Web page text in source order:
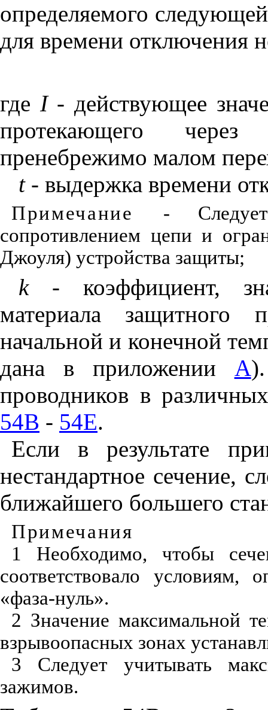
определяемого
для времени отключения
где I- действующее
протекающего
пренебрежимо малом
t- выдержка времени
Примечание -
сопротивлением цепи и
Джоуля) устройства защиты;
k- коэффициент,
материала защитного
начальной и конечной
дана в приложении А
проводников в
54В - 54Е.
Если в результате
нестандартное сечение,
ближайшего большего
Примечания
1
Необходимо, чтобы
соответствовало условиям,
«фаза-нуль».
2 Значение максимальной
взрывоопасных зонах
3 Следует учитывать
зажимов.